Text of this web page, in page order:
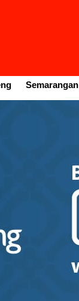
Semarangan